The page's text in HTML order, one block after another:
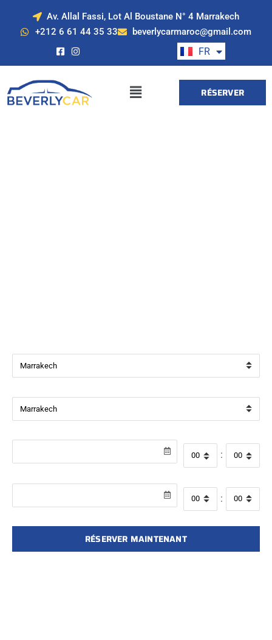
Av. Allal Fassi, Lot Al Boustane N° 4 Marrakech
+212 6 61 44 35 33
beverlycarmaroc@gmail.com
FR
EN
ES
DE
RÉSERVER
:
:
RÉSERVER MAINTENANT